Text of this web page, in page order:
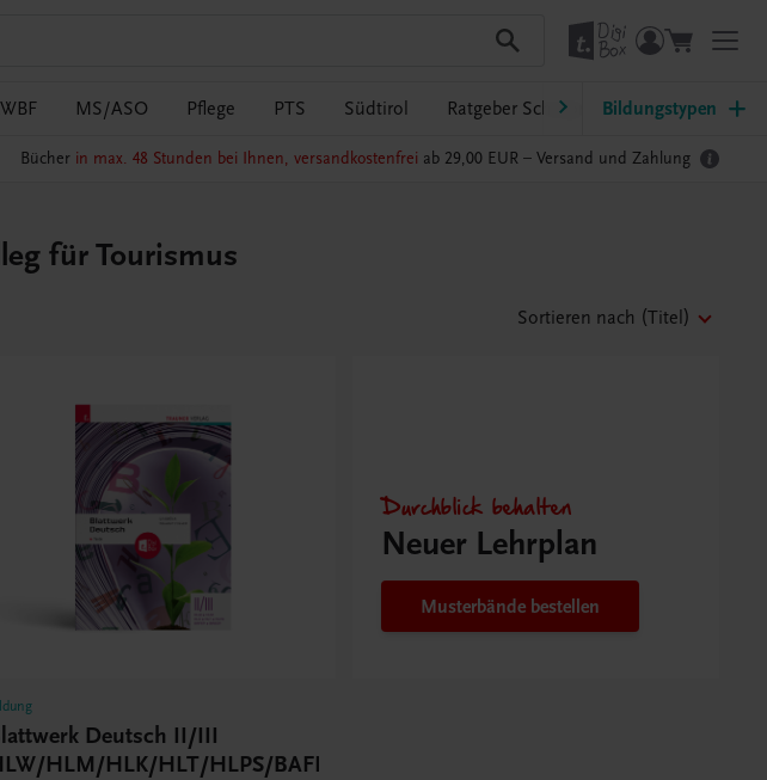
MS/ASO Pflege PTS Südtirol Ratgeber Schulpraxis TRAUNER-
Bildungstypen
Bücher in max. 48 Stunden bei Ihnen, versandkostenfrei ab 29,00 EUR – Versand und Zahlung
für Tourismus
Sortieren nach (Titel)
Deutsch II/III
HLM/HLK/HLT/HLPS/BAFEP/BASOP
Durchblick behalten
Neuer Lehrplan
Musterbände bestellen